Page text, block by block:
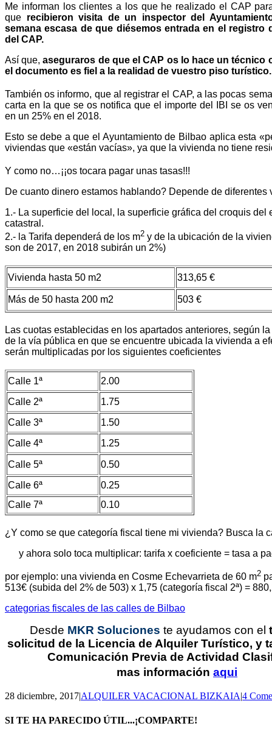
Me informan los clientes a los que he realizado el CAP
que recibieron visita de un inspector del
semana escasa de que diésemos entrada en el registro
del CAP.
Así que,aseguraros de que el CAP os lo hace un técnico
el documento es fiel a la realidad de vuestro piso turístico.
También os informo, que al registrar el CAP, a las pocas
carta en la que se os notifica que el importe del IBI se os
en un 25% en el 2018.
Esto se debe a que el Ayuntamiento de Bilbao aplica esta
viviendas que «están vacías», ya que la vivienda no tiene
Y como no…¡¡os tocara pagar unas tasas!!!
De cuanto dinero estamos hablando? Depende de diferentes
1.- La superficie del local, la superficie gráfica del croquis del
catastral.
2.- la Tarifa dependerá de los m2 y de la ubicación de la
son de 2017, en 2018 subirán un 2%)
Vivienda hasta 50 m2 313,65 €
Más de 50 hasta 200 m2 503 €
Las cuotas establecidas en los apartados anteriores, según
de la vía pública en que se encuentre ubicada la vivienda a
serán multiplicadas por los siguientes coeficientes
Calle 1ª
2.00
Calle 2ª
1.75
Calle 3ª
1.50
Calle 4ª
1.25
Calle 5ª
0.50
Calle 6ª
0.25
Calle 7ª
0.10
¿Y como se que categoría fiscal tiene mi vivienda? Busca la
y ahora solo toca multiplicar: tarifa x coeficiente = tasa a
por ejemplo: una vivienda en Cosme Echevarrieta de 60 m2
513€ (subida del 2% de 503) x 1,75 (categoría fiscal 2ª) =
categorias fiscales de las calles de Bilbao
Desde MKR Soluciones te ayudamos con el
solicitud de la Licencia de Alquiler Turístico, y
Comunicación Previa de Actividad
mas información aqui
28 diciembre, 2017ALQUILER VACACIONAL BIZKAIA4
SI TE HA PARECIDO ÚTIL...¡COMPARTE!